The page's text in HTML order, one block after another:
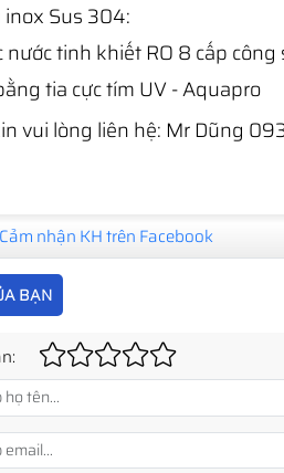
Sus 304:​
nước tinh khiết RO 8 cấp
tia cực tím UV - Aquapro
vui lòng liên hệ: Mr Dũng
Cảm nhận KH trên Facebook
BẠN